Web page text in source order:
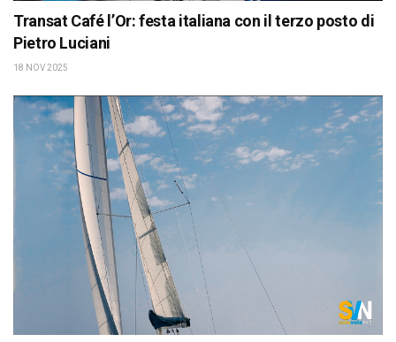
Transat Café l’Or: festa italiana con il terzo posto di
Pietro Luciani
18 NOV 2025